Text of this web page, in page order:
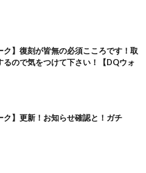
ク】復刻が皆無の必須こころです！取
るので気をつけて下さい！【DQウォ
ク】更新！お知らせ確認と！ガチ